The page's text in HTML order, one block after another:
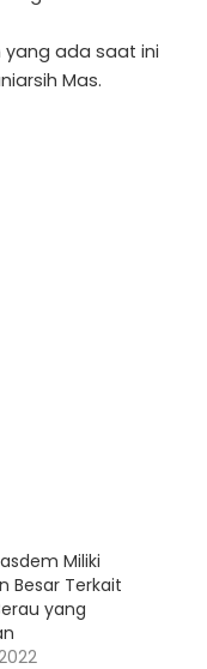
ada saat ini
Mas.
Miliki
Besar Terkait
yang